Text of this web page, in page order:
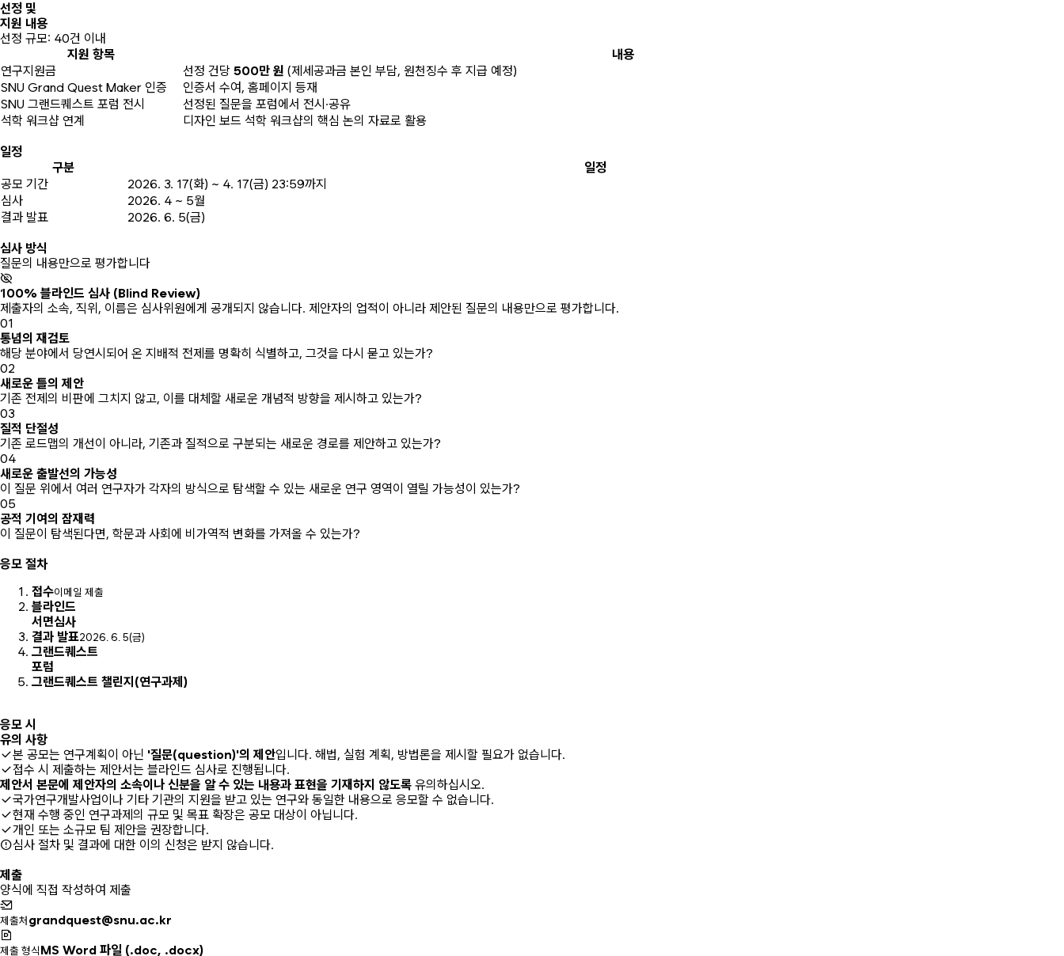
선정 및
지원 내용
선정 규모: 40건 이내
지원 항목
내용
연구지원금
선정 건당 500만 원 (제세공과금 본인 부담, 원천징수 후 지급 예정)
SNU Grand Quest Maker 인증
인증서 수여, 홈페이지 등재
SNU 그랜드퀘스트 포럼 전시
선정된 질문을 포럼에서 전시·공유
석학 워크샵 연계
디자인 보드 석학 워크샵의 핵심 논의 자료로 활용
일정
구분
일정
공모 기간
2026. 3. 17(화) ~ 4. 17(금) 23:59까지
심사
2026. 4 ~ 5월
결과 발표
2026. 6. 5(금)
심사 방식
질문의 내용만으로 평가합니다
100% 블라인드 심사 (Blind Review)
제출자의 소속, 직위, 이름은 심사위원에게 공개되지 않습니다. 제안자의 업적이 아니라 제안된 질문의 내용만으로 평가합니다.
01
통념의 재검토
해당 분야에서 당연시되어 온 지배적 전제를 명확히 식별하고, 그것을 다시 묻고 있는가?
02
새로운 틀의 제안
기존 전제의 비판에 그치지 않고, 이를 대체할 새로운 개념적 방향을 제시하고 있는가?
03
질적 단절성
기존 로드맵의 개선이 아니라, 기존과 질적으로 구분되는 새로운 경로를 제안하고 있는가?
04
새로운 출발선의 가능성
이 질문 위에서 여러 연구자가 각자의 방식으로 탐색할 수 있는 새로운 연구 영역이 열릴 가능성이 있는가?
05
공적 기여의 잠재력
이 질문이 탐색된다면, 학문과 사회에 비가역적 변화를 가져올 수 있는가?
응모 절차
접수이메일 제출
블라인드
서면심사
결과 발표2026. 6. 5(금)
그랜드퀘스트
포럼
그랜드퀘스트 챌린지(연구과제)
응모 시
유의 사항
본 공모는 연구계획이 아닌 '질문(question)'의 제안입니다. 해법, 실험 계획, 방법론을 제시할 필요가 없습니다.
접수 시 제출하는 제안서는 블라인드 심사로 진행됩니다.
제안서 본문에 제안자의 소속이나 신분을 알 수 있는 내용과 표현을 기재하지 않도록 유의하십시오.
국가연구개발사업이나 기타 기관의 지원을 받고 있는 연구와 동일한 내용으로 응모할 수 없습니다.
현재 수행 중인 연구과제의 규모 및 목표 확장은 공모 대상이 아닙니다.
개인 또는 소규모 팀 제안을 권장합니다.
심사 절차 및 결과에 대한 이의 신청은 받지 않습니다.
제출
양식에 직접 작성하여 제출
제출처grandquest@snu.ac.kr
제출 형식MS Word 파일 (.doc, .docx)